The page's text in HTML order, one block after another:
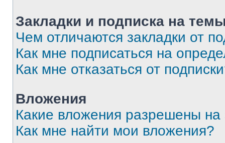
Закладки и подписка на
Чем отличаются закладки от
Как мне подписаться на
Как мне отказаться от
Вложения
Какие вложения разрешены
Как мне найти мои вложения?